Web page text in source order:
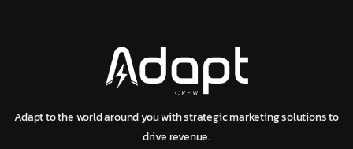
Adapt to the world around you with strategic marketing solutions to
drive revenue.